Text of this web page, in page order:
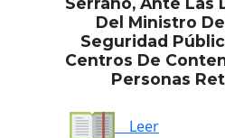
Del Ministro
Seguridad
Centros De
Personas
Leer